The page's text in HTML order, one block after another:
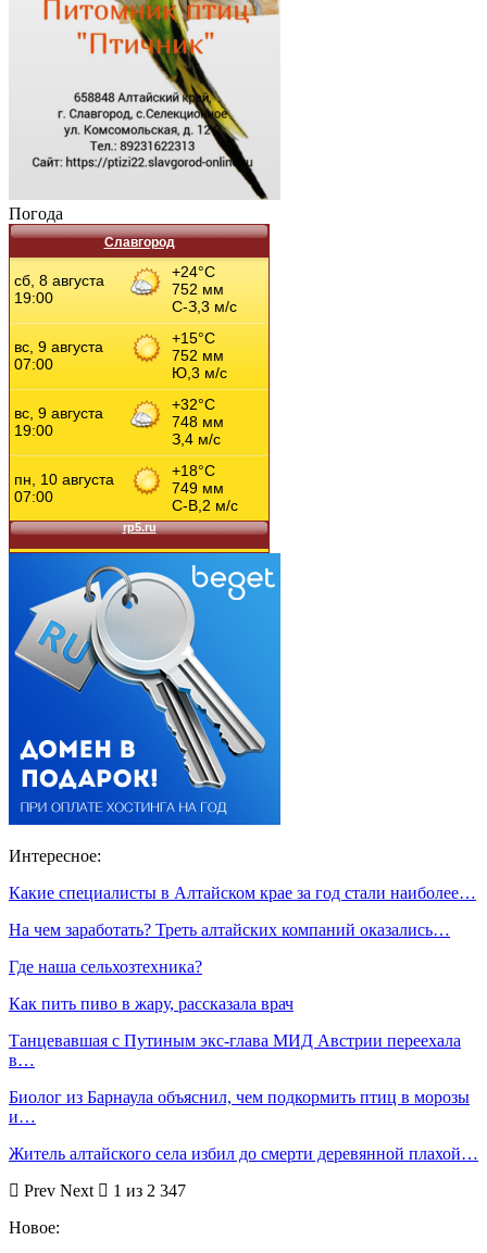
Погода
Славгород
Интересное:
Какие специалисты в Алтайском крае за год стали наиболее…
На чем заработать? Треть алтайских компаний оказались…
Где наша сельхозтехника?
Как пить пиво в жару, рассказала врач
Танцевавшая с Путиным экс-глава МИД Австрии переехала
в…
Биолог из Барнаула объяснил, чем подкормить птиц в морозы
и…
Житель алтайского села избил до смерти деревянной плахой…
Prev Next
1 из 2 347
Новое: